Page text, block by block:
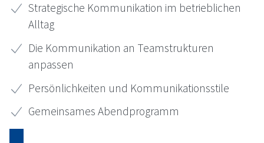
Strategische Kommunikation im betrieblichen
Alltag
Die Kommunikation an Teamstrukturen
anpassen
Persönlichkeiten und Kommunikationsstile
Gemeinsames Abendprogramm